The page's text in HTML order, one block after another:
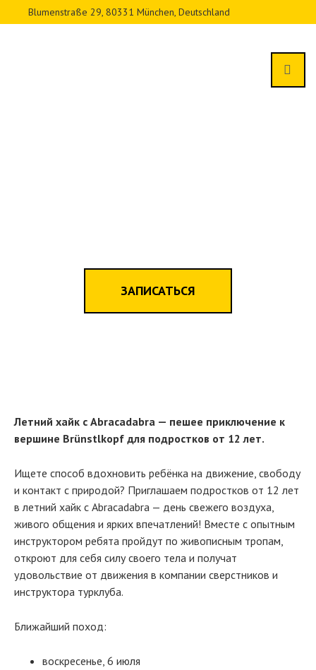
Blumenstraße 29, 80331 München, Deutschland
ЗАПИСАТЬСЯ
Летний хайк с Abracadabra — пешее приключение к
вершине Brünstlkopf для подростков от 12 лет.
Ищете способ вдохновить ребёнка на движение, свободу
и контакт с природой? Приглашаем подростков от 12 лет
в летний хайк с Abracadabra — день свежего воздуха,
живого общения и ярких впечатлений! Вместе с опытным
инструктором ребята пройдут по живописным тропам,
откроют для себя силу своего тела и получат
удовольствие от движения в компании сверстников и
инструктора турклуба.
Ближайший поход:
воскресенье, 6 июля